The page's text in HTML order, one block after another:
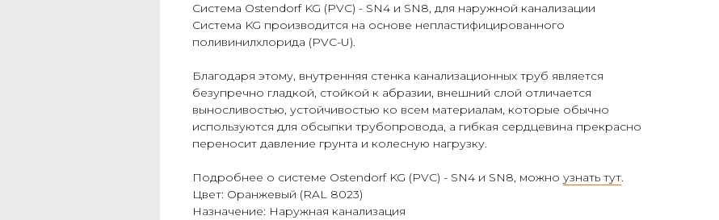
Система Ostendorf KG (PVC) - SN4 и SN8, для наружной канализации
Система KG производится на основе непластифицированного
поливинилхлорида (PVC-U).
Благодаря этому, внутренняя стенка канализационных труб является
безупречно гладкой, стойкой к абразии, внешний слой отличается
выносливостью, устойчивостью ко всем материалам, которые обычно
используются для обсыпки трубопровода, а гибкая сердцевина прекрасно
переносит давление грунта и колесную нагрузку.
Подробнее о системе Ostendorf KG (PVC) - SN4 и SN8, можно узнать тут.
Цвет: Оранжевый (RAL 8023)
Назначение: Наружная канализация